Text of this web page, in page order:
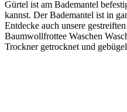
Gürtel ist am Bademantel
kannst. Der Bademantel ist in
Entdecke auch unsere
Baumwollfrottee Waschen
Trockner getrocknet und